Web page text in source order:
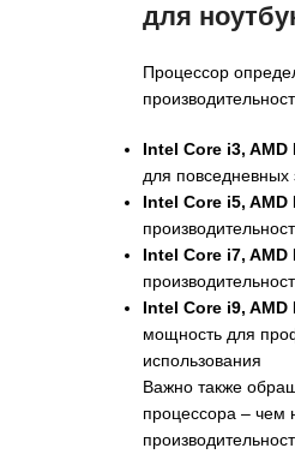
для
Процессор
Intel Core i3, AMD
для повседневных
Intel Core i5, AMD
Intel Core i7, AMD
Intel Core i9, AMD
мощность для
использования
Важно также
процессора – чем